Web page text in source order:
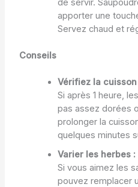
de servir.
apporter une
Servez chaud et
Conseils
Vérifiez la
Si après 1 heure,
pas assez dorées
prolonger la
quelques minutes
Varier les herbes :
Si vous aimez les
pouvez remplacer